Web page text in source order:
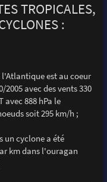
TROPICALES,
:
l'Atlantique est au coeur
2005 avec des vents 330
avec 888 hPa le
soit 295 km/h ;
un cyclone a été
km dans l'ouragan